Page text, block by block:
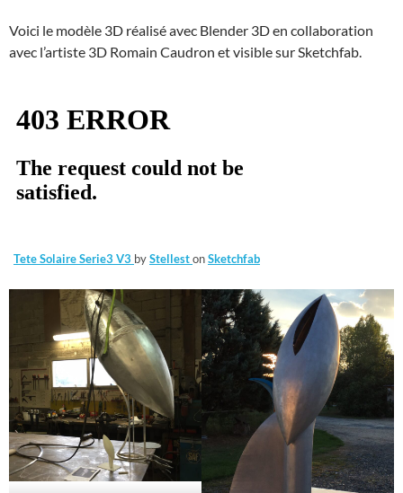
Voici le modèle 3D réalisé avec Blender 3D en collaboration
avec l’artiste 3D Romain Caudron et visible sur Sketchfab.
Tete Solaire Serie3 V3 byStellestonSketchfab